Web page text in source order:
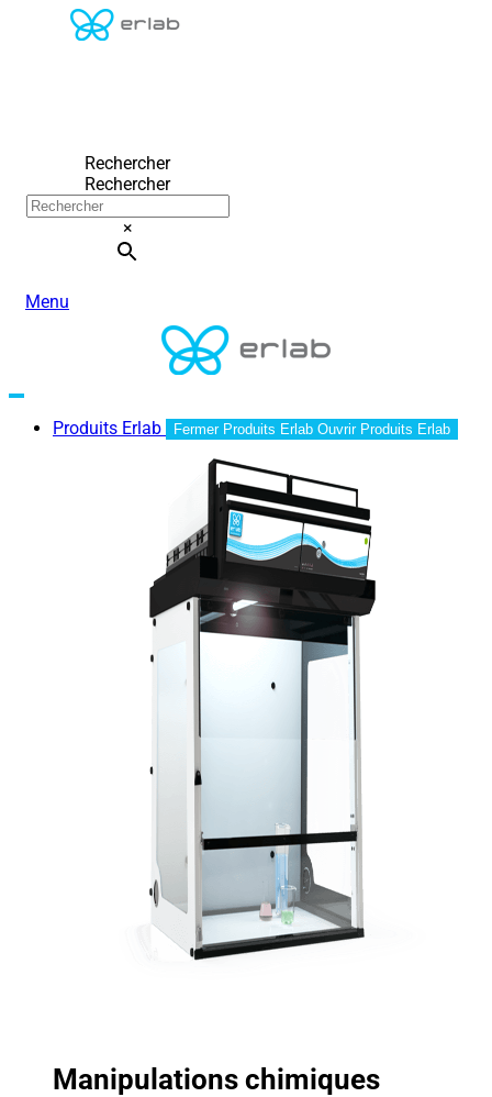
Rechercher
Rechercher
×
Menu
Produits Erlab Fermer Produits Erlab Ouvrir Produits Erlab
Manipulations chimiques